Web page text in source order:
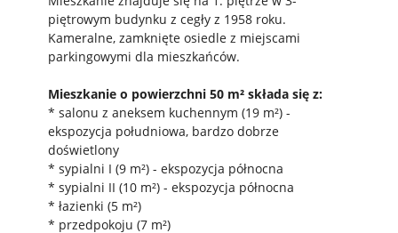
piętrowym budynku z cegły z 1958 roku.
Kameralne, zamknięte osiedle z miejscami
parkingowymi dla mieszkańców.
Mieszkanie o powierzchni 50 m² składa się z:
* salonu z aneksem kuchennym (19 m²) -
ekspozycja południowa, bardzo dobrze
doświetlony
* sypialni I (9 m²) - ekspozycja północna
* sypialni II (10 m²) - ekspozycja północna
* łazienki (5 m²)
* przedpokoju (7 m²)